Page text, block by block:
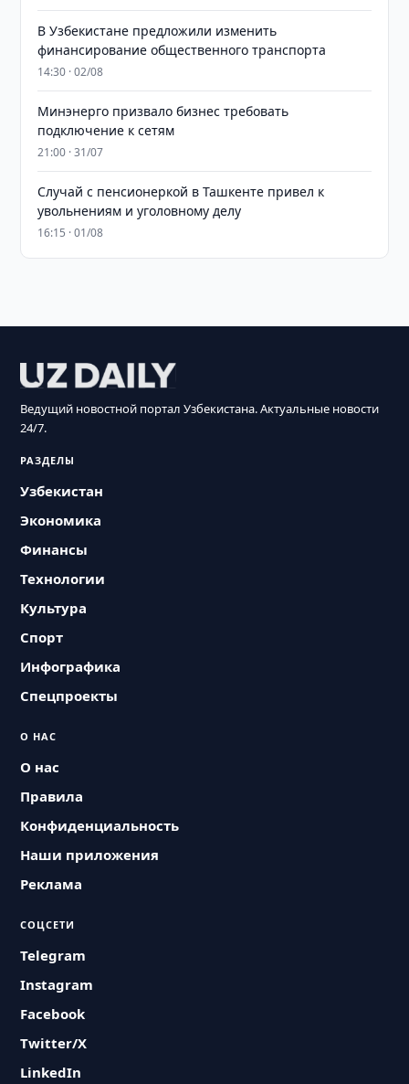
В Узбекистане предложили изменить
финансирование общественного транспорта
14:30 · 02/08
Минэнерго призвало бизнес требовать
подключение к сетям
21:00 · 31/07
Случай с пенсионеркой в Ташкенте привел к
увольнениям и уголовному делу
16:15 · 01/08
Ведущий новостной портал Узбекистана. Актуальные новости
24/7.
РАЗДЕЛЫ
Узбекистан
Экономика
Финансы
Технологии
Культура
Спорт
Инфографика
Спецпроекты
О НАС
О нас
Правила
Конфиденциальность
Наши приложения
Реклама
СОЦСЕТИ
Telegram
Instagram
Facebook
Twitter/X
LinkedIn